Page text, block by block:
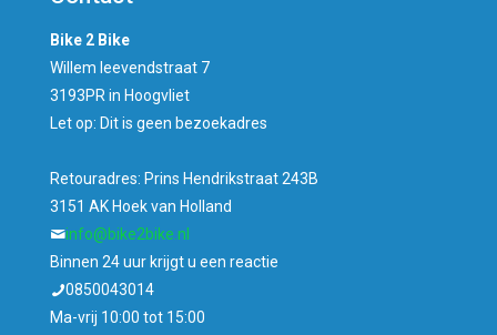
Bike 2 Bike
Willem leevendstraat 7
3193PR in Hoogvliet
Let op: Dit is geen bezoekadres
Retouradres: Prins Hendrikstraat 243B
3151 AK Hoek van Holland
info@bike2bike.nl
Binnen 24 uur krijgt u een reactie
0850043014
Ma-vrij 10:00 tot 15:00